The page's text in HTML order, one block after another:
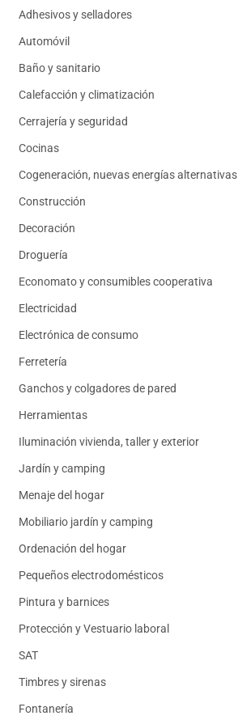
Adhesivos y selladores
Automóvil
Baño y sanitario
Calefacción y climatización
Cerrajería y seguridad
Cocinas
Cogeneración, nuevas energías alternativas
Construcción
Decoración
Droguería
Economato y consumibles cooperativa
Electricidad
Electrónica de consumo
Ferretería
Ganchos y colgadores de pared
Herramientas
Iluminación vivienda, taller y exterior
Jardín y camping
Menaje del hogar
Mobiliario jardín y camping
Ordenación del hogar
Pequeños electrodomésticos
Pintura y barnices
Protección y Vestuario laboral
SAT
Timbres y sirenas
Fontanería